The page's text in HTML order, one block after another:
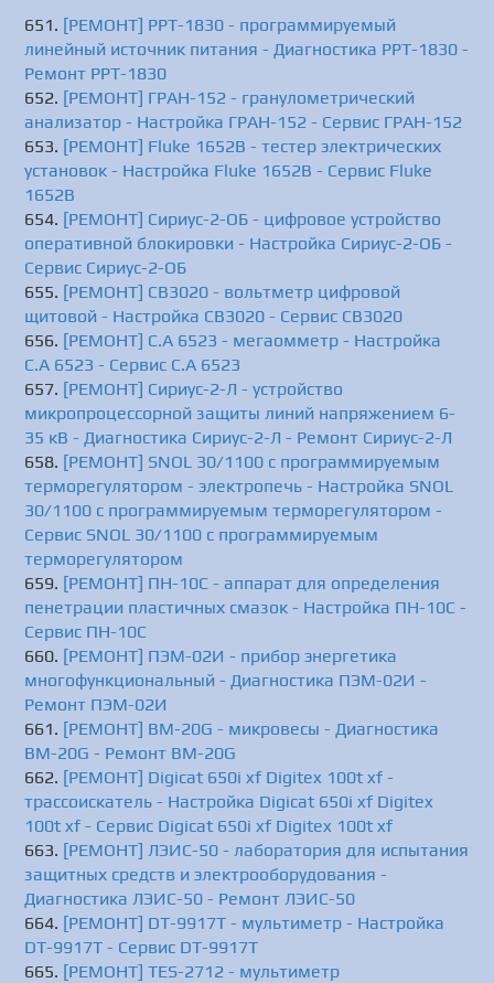
[РЕМОНТ] PPT-1830 - программируемый
линейный источник питания - Диагностика PPT-1830 -
Ремонт PPT-1830
[РЕМОНТ] ГРАН-152 - гранулометрический
анализатор - Настройка ГРАН-152 - Сервис ГРАН-152
[РЕМОНТ] Fluke 1652B - тестер электрических
установок - Настройка Fluke 1652B - Сервис Fluke
1652B
[РЕМОНТ] Сириус-2-ОБ - цифровое устройство
оперативной блокировки - Настройка Сириус-2-ОБ -
Сервис Сириус-2-ОБ
[РЕМОНТ] СВ3020 - вольтметр цифровой
щитовой - Настройка СВ3020 - Сервис СВ3020
[РЕМОНТ] C.A 6523 - мегаомметр - Настройка
C.A 6523 - Сервис C.A 6523
[РЕМОНТ] Сириус-2-Л - устройство
микропроцессорной защиты линий напряжением 6-
35 кВ - Диагностика Сириус-2-Л - Ремонт Сириус-2-Л
[РЕМОНТ] SNOL 30/1100 с программируемым
терморегулятором - электропечь - Настройка SNOL
30/1100 с программируемым терморегулятором -
Сервис SNOL 30/1100 с программируемым
терморегулятором
[РЕМОНТ] ПН-10C - аппарат для определения
пенетрации пластичных смазок - Настройка ПН-10C -
Сервис ПН-10C
[РЕМОНТ] ПЭМ-02И - прибор энергетика
многофункциональный - Диагностика ПЭМ-02И -
Ремонт ПЭМ-02И
[РЕМОНТ] BM-20G - микровесы - Диагностика
BM-20G - Ремонт BM-20G
[РЕМОНТ] Digicat 650i xf Digitex 100t xf -
трассоискатель - Настройка Digicat 650i xf Digitex
100t xf - Сервис Digicat 650i xf Digitex 100t xf
[РЕМОНТ] ЛЭИС-50 - лаборатория для испытания
защитных средств и электрооборудования -
Диагностика ЛЭИС-50 - Ремонт ЛЭИС-50
[РЕМОНТ] DT-9917T - мультиметр - Настройка
DT-9917T - Сервис DT-9917T
[РЕМОНТ] TES-2712 - мультиметр